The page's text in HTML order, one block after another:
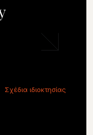
Σχέδια ιδιοκτησίας